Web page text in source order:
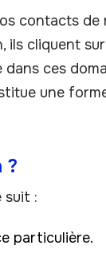
contacts
ils cliquent
ces
une
?
suit :
particulière.